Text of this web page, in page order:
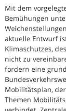
Mit dem
Bemühungen
aktuelle Entwurf
Klimaschutzes,
nicht zu
fordern eine
Mobilitätsplan,
Themen